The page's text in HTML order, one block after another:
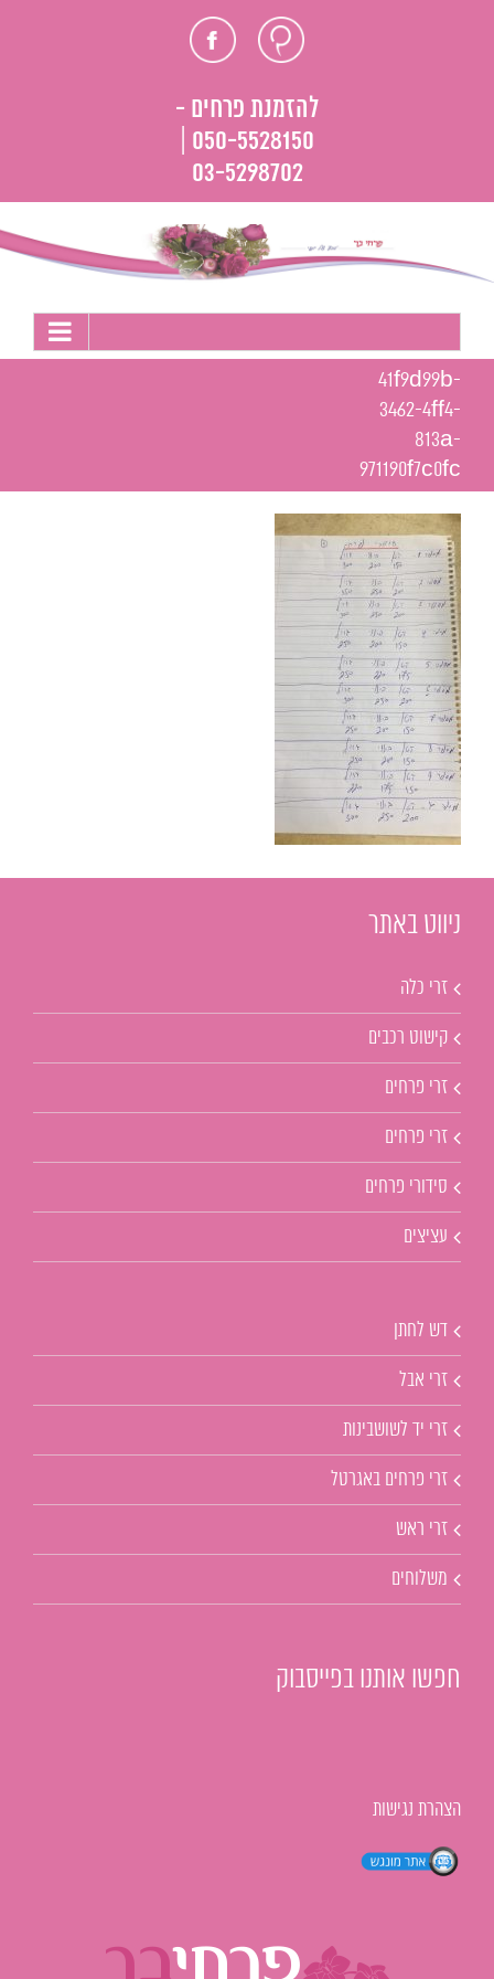
חוות פייסבוק
להזמנת פרחים -
050-5528150 |
03-5298702
41f9d99b-
3462-4ff4-
813a-
971190f7c0fc
ניווט באתר
זרי כלה
קישוט רכבים
זרי פרחים
זרי פרחים
סידורי פרחים
עציצים
דש לחתן
זרי אבל
זרי יד לשושבינות
זרי פרחים באגרטל
זרי ראש
משלוחים
חפשו אותנו בפייסבוק
הצהרת נגישות